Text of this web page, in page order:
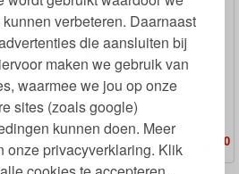
verbeteren. Daarnaast
die aansluiten bij
maken we gebruik van
waarmee we jou op onze
sites (zoals google)
kunnen doen. Meer
onze privacyverklaring. Klik
7, 00
Set van 3 Dubbele Kaarten met
Bloemen op Gerecycled Papier
A6
50